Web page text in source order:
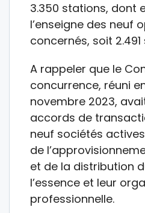
3.350 stations, dont
l’enseigne des neuf
concernés, soit
A rappeler que le
concurrence, réuni
novembre 2023,
accords de
neuf sociétés
de
et de la distribution
l’essence et leur
professionnelle.